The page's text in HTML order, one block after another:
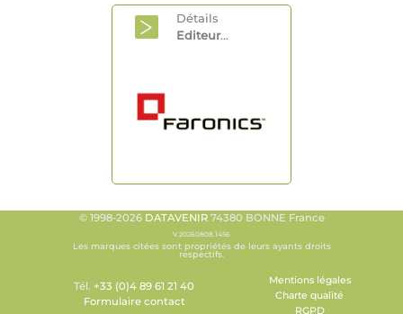
Détails
Editeur...
© 1998-2026 DATAVENIR74380 BONNE France
V.20260808.1456
Les marques citées sont propriétés de leurs ayants droits
respectifs.
Tél. +33 (0)4 89 61 21 40
Formulaire contact
Mentions légales
Charte qualité
RGPD